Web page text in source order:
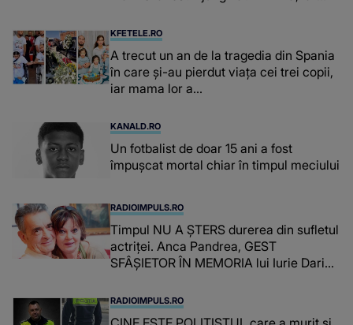
suspecți
KFETELE.RO
A trecut un an de la tragedia din Spania
în care și-au pierdut viața cei trei copii,
iar mama lor a…
KANALD.RO
Un fotbalist de doar 15 ani a fost
împușcat mortal chiar în timpul meciului
RADIOIMPULS.RO
Timpul NU A ȘTERS durerea din sufletul
actriței. Anca Pandrea, GEST
SFÂȘIETOR ÎN MEMORIA lui Iurie Darie:
timpul parcă..."
RADIOIMPULS.RO